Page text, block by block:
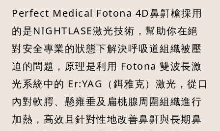
Perfect Medical Fotona 4D鼻鼾槍採用
的是NIGHTLASE激光技術，幫助你在絕
對安全專業的狀態下解決呼吸道組織被壓
迫的問題，原理是利用 Fotona 雙波長激
光系統中的 Er:YAG（鉺雅克）激光，從口
內對軟腭、懸雍垂及扁桃腺周圍組織進行
加熱，高效且針對性地改善鼻鼾與長期鼻